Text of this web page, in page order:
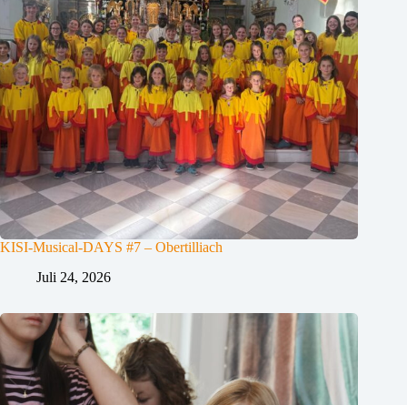
KISI-Musical-DAYS #7 – Obertilliach
Juli 24, 2026